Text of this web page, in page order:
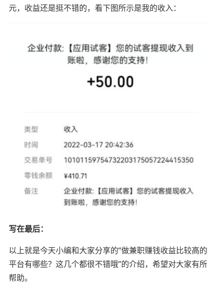
元，收益还是挺不错的，看下图所示是我的收入：
写在最后：
以上就是今天小编和大家分享的“做兼职赚钱收益比较高的
平台有哪些？这几个都很不错哦”的介绍，希望对大家有所
帮助。